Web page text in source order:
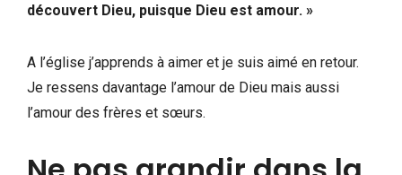
découvert Dieu, puisque Dieu est amour. »
A l’église j’apprends à aimer et je suis aimé en retour.
Je ressens davantage l’amour de Dieu mais aussi
l’amour des frères et sœurs.